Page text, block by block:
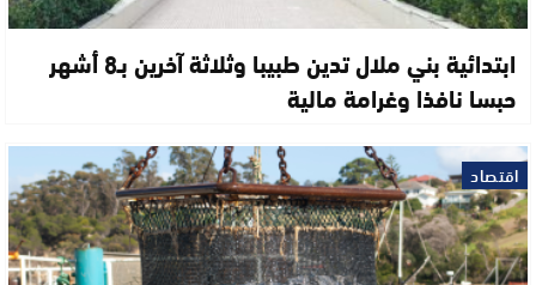
ابتدائية بني ملال تدين طبيبا وثلاثة آخرين بـ8 أشهر
حبسا نافذا وغرامة مالية
اقتصاد